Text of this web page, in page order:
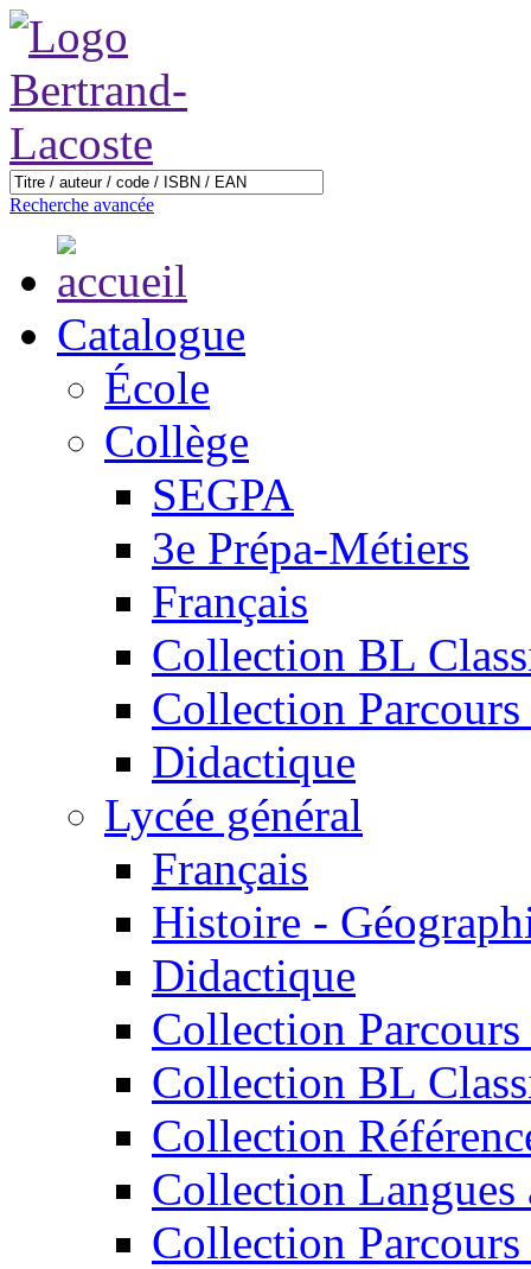
Recherche avancée
Catalogue
École
Collège
SEGPA
3e Prépa-Métiers
Français
Collection BL
Collection
Didactique
Lycée général
Français
Histoire -
Didactique
Collection
Collection BL
Collection
Collection Langues
Collection